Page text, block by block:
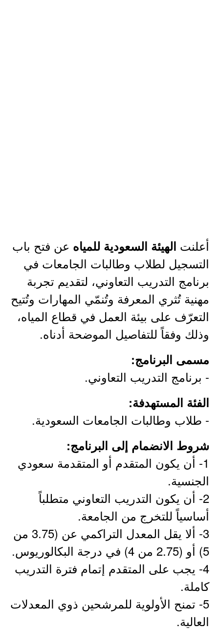
أعلنت الهيئة السعودية للمياه عن فتح باب
التسجيل لطلاب وطالبات الجامعات في
برنامج التدريب التعاوني، لتقديم تجربة
مهنية تُثري المعرفة وتُنمّي المهارات وتُتيح
التعرّف على بيئة العمل في قطاع المياه،
وذلك وفقاً للتفاصيل الموضحة أدناه.
مسمى البرنامج:
- برنامج التدريب التعاوني.
الفئة المستهدفة:
- طلاب وطالبات الجامعات السعودية.
شروط الانضمام إلى البرنامج:
1- أن يكون المتقدم أو المتقدمة سعودي
الجنسية.
2- أن يكون التدريب التعاوني متطلباً
أساسياً للتخرج من الجامعة.
3- ألا يقل المعدل التراكمي عن (3.75 من
5) أو (2.75 من 4) في درجة البكالوريوس.
4- يجب على المتقدم إتمام فترة التدريب
كاملة.
5- تمنح الأولوية للمرشحين ذوي المعدلات
العالية.